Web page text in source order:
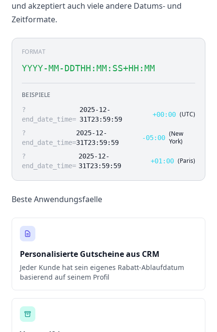
und akzeptiert auch viele andere Datums- und
Zeitformate.
FORMAT
YYYY-MM-DDTHH:MM:SS+HH:MM
BEISPIELE
?
end_date_time=
2025-12-
31T23:59:59
+00:00 (UTC)
?
end_date_time=
2025-12-
31T23:59:59
-05:00 (New
York)
?
end_date_time=
2025-12-
31T23:59:59
+01:00 (Paris)
Beste Anwendungsfaelle
Personalisierte Gutscheine aus CRM
Jeder Kunde hat sein eigenes Rabatt-Ablaufdatum
basierend auf seinem Profil